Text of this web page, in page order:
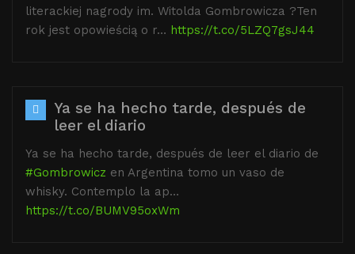
literackiej nagrody im. Witolda Gombrowicza ?️Ten
rok jest opowieścią o r… https://t.co/5LZQ7gsJ44
Ya se ha hecho tarde, después de
leer el diario
Ya se ha hecho tarde, después de leer el diario de
#Gombrowicz en Argentina tomo un vaso de
whisky. Contemplo la ap…
https://t.co/BUMV95oxWm